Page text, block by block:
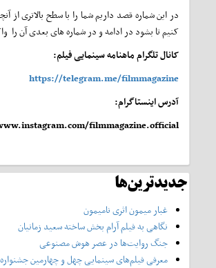
در این شماره قصد داریم شما را با سطح بالاتری
کنیم تا بشود در ادامه و در شماره های بعدی آن را واکاوی و تشریح
کانال تلگرام ماهنامه سینمایی فیلم:
https://telegram.me/filmmagazine
آدرس اینستاگرام:
filmmagazine.official
جدیدترین‌ها
غبار میمون اثری نامیمون
نگاهی به فیلم آرام بخش ساخته سعید زمانیان
جنگ روایت‌ها در عصر هوش مصنوعی
معرفی فیلم‌های سینمایی چهل‌ و چهارمین